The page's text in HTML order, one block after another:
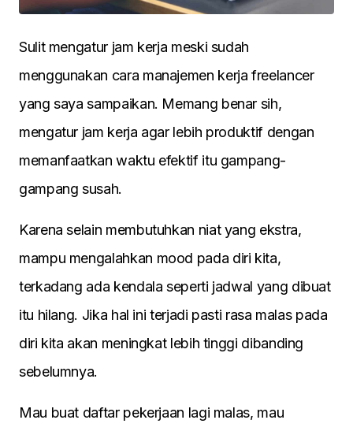
Sulit mengatur jam kerja meski sudah
menggunakan cara manajemen kerja freelancer
yang saya sampaikan. Memang benar sih,
mengatur jam kerja agar lebih produktif dengan
memanfaatkan waktu efektif itu gampang-
gampang susah.
Karena selain membutuhkan niat yang ekstra,
mampu mengalahkan mood pada diri kita,
terkadang ada kendala seperti jadwal yang dibuat
itu hilang. Jika hal ini terjadi pasti rasa malas pada
diri kita akan meningkat lebih tinggi dibanding
sebelumnya.
Mau buat daftar pekerjaan lagi malas, mau